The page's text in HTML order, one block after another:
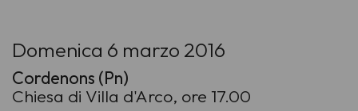
Domenica 6 marzo 2016
Cordenons (Pn)
Chiesa di Villa d'Arco, ore 17.00